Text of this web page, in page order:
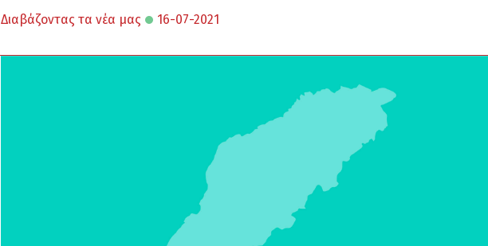
Διαβάζοντας τα νέα μας 16-07-2021